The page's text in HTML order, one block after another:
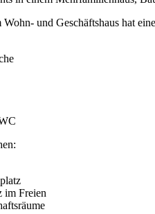
und Geschäftshaus hat
im Freien